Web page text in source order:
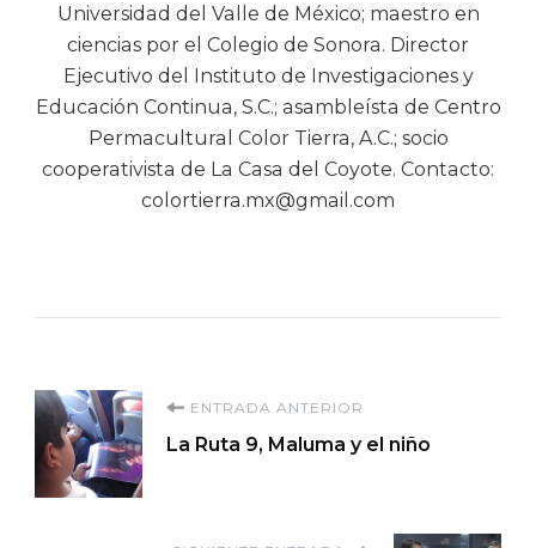
Universidad del Valle de México; maestro en
ciencias por el Colegio de Sonora. Director
Ejecutivo del Instituto de Investigaciones y
Educación Continua, S.C.; asambleísta de Centro
Permacultural Color Tierra, A.C.; socio
cooperativista de La Casa del Coyote. Contacto:
colortierra.mx@gmail.com
Navegación
de
entradas
ENTRADA ANTERIOR
La Ruta 9, Maluma y el niño